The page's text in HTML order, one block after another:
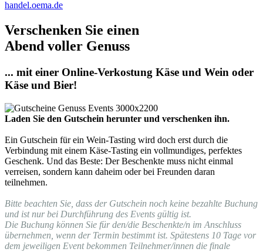
handel.oema.de
Verschenken Sie einen
Abend voller Genuss
... mit einer Online-Verkostung Käse und Wein oder
Käse und Bier!
Laden Sie den Gutschein herunter und verschenken ihn.
Ein Gutschein für ein Wein-Tasting wird doch erst durch die
Verbindung mit einem Käse-Tasting ein vollmundiges, perfektes
Geschenk. Und das Beste: Der Beschenkte muss nicht einmal
verreisen, sondern kann daheim oder bei Freunden daran
teilnehmen.
Bitte beachten Sie, dass der Gutschein noch keine bezahlte Buchung
und ist nur bei Durchführung des Events gültig ist.
Die Buchung können Sie für den/die Beschenkte/n im Anschluss
übernehmen, wenn der Termin bestimmt ist. Spätestens 10 Tage vor
dem jeweiligen Event bekommen Teilnehmer/innen die finale